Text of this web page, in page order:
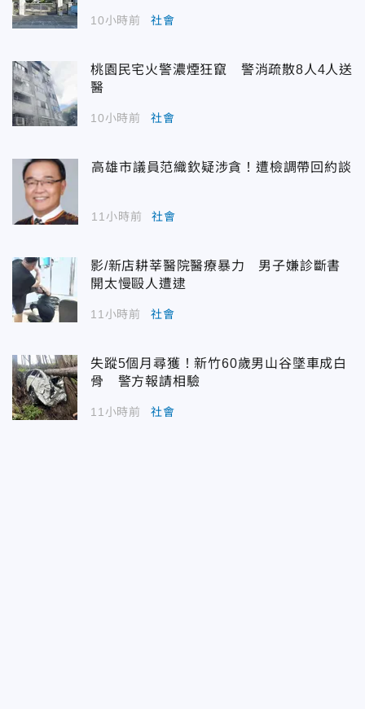
10小時前 社會
桃園民宅火警濃煙狂竄 警消疏散8人4人送
醫
10小時前 社會
高雄市議員范織欽疑涉貪！遭檢調帶回約談
11小時前 社會
影/新店耕莘醫院醫療暴力 男子嫌診斷書
開太慢毆人遭逮
11小時前 社會
失蹤5個月尋獲！新竹60歲男山谷墜車成白
骨 警方報請相驗
11小時前 社會